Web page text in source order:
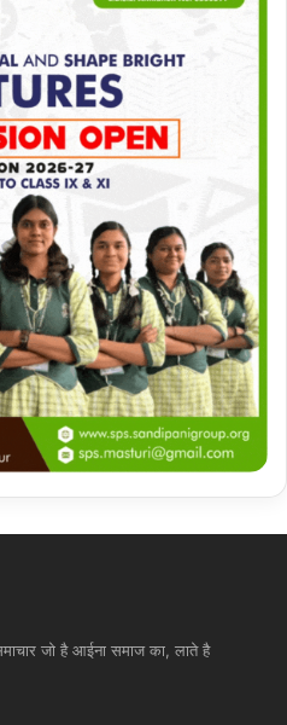
जो है आईना समाज का, लाते है